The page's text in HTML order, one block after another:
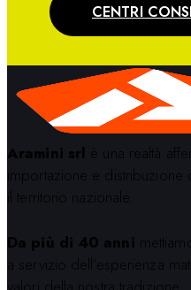
CENTRI
Aramini srl è una realtà
importazione e distribuzione
il territorio nazionale.
Da più di 40 anni
a servizio dell’esperienza